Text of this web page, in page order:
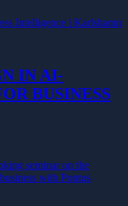
Intelligence i Karlshamn
IN AI-
BUSINESS
seminar on the
with Pontus